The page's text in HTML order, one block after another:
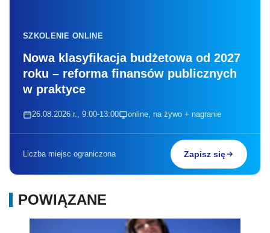
SZKOLENIE ONLINE
Nowa klasyfikacja budżetowa od 2027
roku – reforma finansów publicznych
w praktyce
26.08.2026 r., 9:00-13:00 online, na żywo + nagranie
Liczba miejsc ograniczona Zapisz się
POWIĄZANE